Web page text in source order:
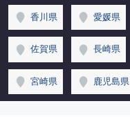
香川県 愛媛県
佐賀県 長崎県
宮崎県 鹿児島県